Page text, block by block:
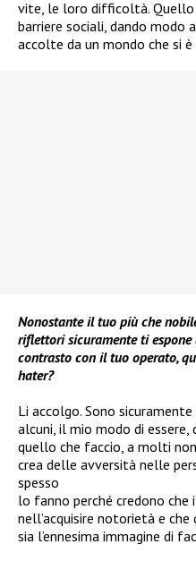
vite, le loro difficoltà.
barriere sociali, dando modo
accolte da un mondo che si
Nonostante il tuo più che
riflettori sicuramente ti
contrasto con il tuo operato,
hater?
Li accolgo. Sono
alcuni, il mio modo di
quello che faccio, a molti
crea delle avversità nelle
spesso
lo fanno perché credono
nell’acquisire notorietà e
sia l’ennesima immagine di